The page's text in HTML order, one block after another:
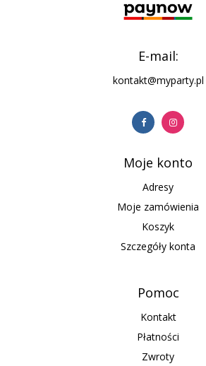
E-mail:
kontakt@myparty.pl
Moje konto
Adresy
Moje zamówienia
Koszyk
Szczegóły konta
Pomoc
Kontakt
Płatności
Zwroty